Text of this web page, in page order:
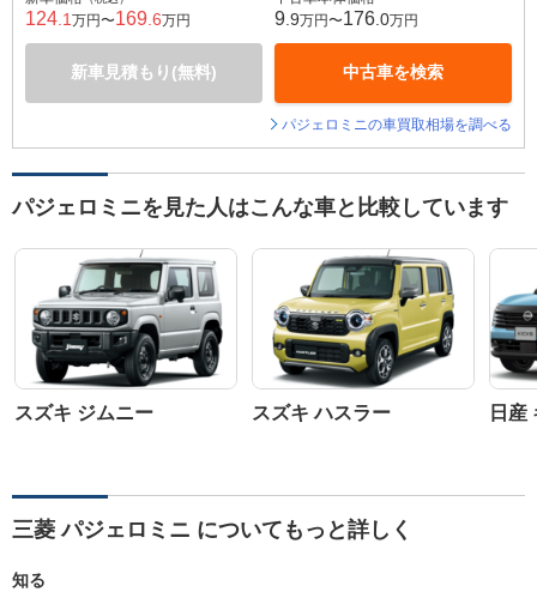
124 .1 万円〜169 .6万円
新車見積もり(無料)
9 .9万円〜176 .0万円
中古車を検索
パジェロミニの車買取相場を調べる
パジェロミニを見た人はこんな車と比較しています
スズキ ジムニー スズキ ハスラー 日産
三菱 パジェロミニ についてもっと詳しく
知る